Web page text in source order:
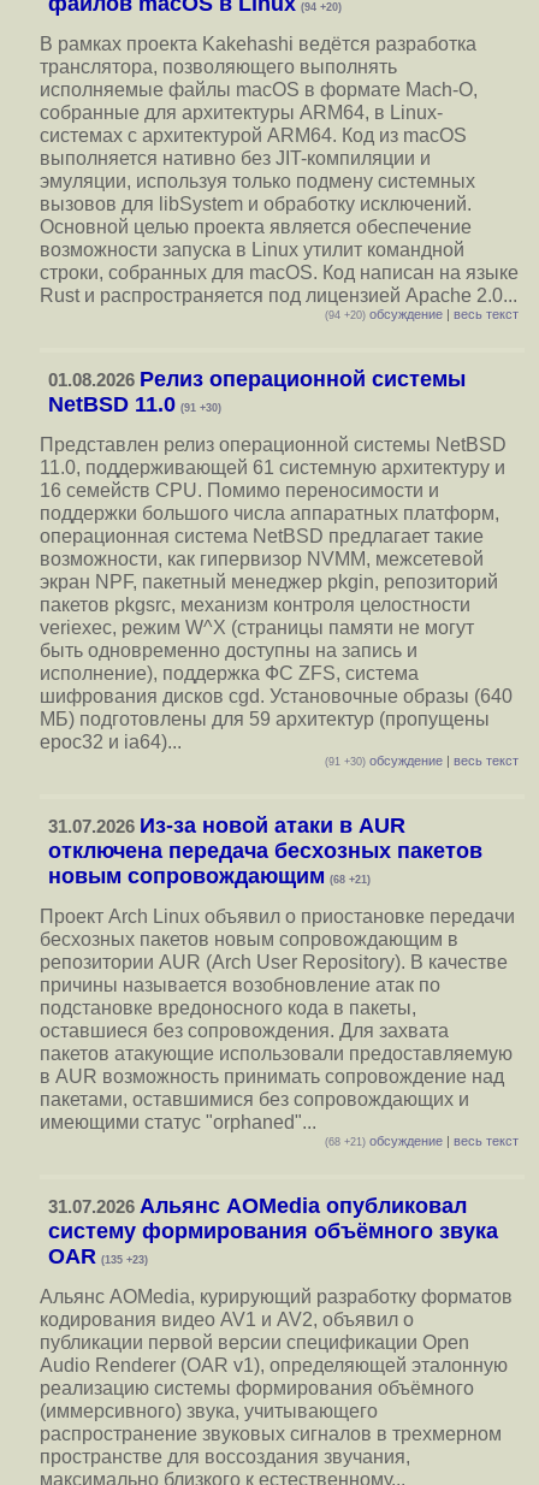
(94 +20)
В рамках проекта Kakehashi ведётся разработка
транслятора, позволяющего выполнять
исполняемые файлы macOS в формате Mach-O,
собранные для архитектуры ARM64, в Linux-
системах с архитектурой ARM64. Код из macOS
выполняется нативно без JIT-компиляции и
эмуляции, используя только подмену системных
вызовов для libSystem и обработку исключений.
Основной целью проекта является обеспечение
возможности запуска в Linux утилит командной
строки, собранных для macOS. Код написан на языке
Rust и распространяется под лицензией Apache 2.0...
(94 +20) обсуждение | весь текст
01.08.2026 Релиз операционной системы
NetBSD 11.0 (91 +30)
Представлен релиз операционной системы NetBSD
11.0, поддерживающей 61 системную архитектуру и
16 семейств CPU. Помимо переносимости и
поддержки большого числа аппаратных платформ,
операционная система NetBSD предлагает такие
возможности, как гипервизор NVMM, межсетевой
экран NPF, пакетный менеджер pkgin, репозиторий
пакетов pkgsrc, механизм контроля целостности
veriexec, режим W^X (страницы памяти не могут
быть одновременно доступны на запись и
исполнение), поддержка ФС ZFS, система
шифрования дисков cgd. Установочные образы (640
МБ) подготовлены для 59 архитектур (пропущены
epoc32 и ia64)...
(91 +30) обсуждение | весь текст
31.07.2026 Из-за новой атаки в AUR
отключена передача бесхозных пакетов
новым сопровождающим (68 +21)
Проект Arch Linux объявил о приостановке передачи
бесхозных пакетов новым сопровождающим в
репозитории AUR (Arch User Repository). В качестве
причины называется возобновление атак по
подстановке вредоносного кода в пакеты,
оставшиеся без сопровождения. Для захвата
пакетов атакующие использовали предоставляемую
в AUR возможность принимать сопровождение над
пакетами, оставшимися без сопровождающих и
имеющими статус "orphaned"...
(68 +21) обсуждение | весь текст
31.07.2026 Альянс AOMedia опубликовал
систему формирования объёмного звука
OAR (135 +23)
Альянс AOMedia, курирующий разработку форматов
кодирования видео AV1 и AV2, объявил о
публикации первой версии спецификации Open
Audio Renderer (OAR v1), определяющей эталонную
реализацию системы формирования объёмного
(иммерсивного) звука, учитывающего
распространение звуковых сигналов в трехмерном
пространстве для воссоздания звучания,
максимально близкого к естественному...